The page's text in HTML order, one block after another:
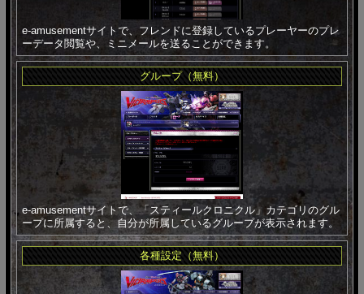
e-amusementサイトで、フレンドに登録しているプレーヤーのプレ
ーデータ閲覧や、ミニメールを送ることができます。
グループ（無料）
e-amusementサイトで、「スティールクロニクル」カテゴリのグル
ープに所属すると、自分が所属しているグループが表示されます。
各種設定（無料）